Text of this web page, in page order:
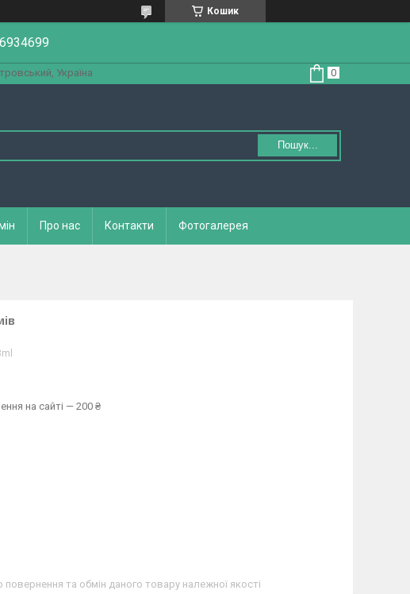
Кошик
Україна
Пошук...
Про нас Контакти Фотогалерея
на сайті — 200 ₴
та обмін даного товару належної якості